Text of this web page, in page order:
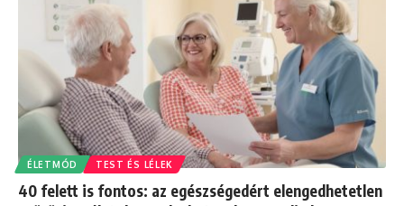
ÉLETMÓD TEST ÉS LÉLEK
40 felett is fontos: az egészségedért elengedhetetlen